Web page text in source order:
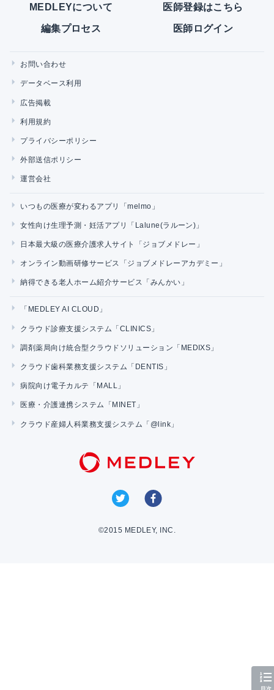
MEDLEYについて 医師登録はこちら
編集プロセス 医師ログイン
お問い合わせ
データベース利用
広告掲載
利用規約
プライバシーポリシー
外部送信ポリシー
運営会社
いつもの医療が変わるアプリ「melmo」
女性向け生理予測・妊活アプリ「Lalune(ラルーン)」
日本最大級の医療介護求人サイト「ジョブメドレー」
オンライン動画研修サービス「ジョブメドレーアカデミー」
納得できる老人ホーム紹介サービス「みんかい」
「MEDLEY AI CLOUD」
クラウド診療支援システム「CLINICS」
調剤薬局向け統合型クラウドソリューション「MEDIXS」
クラウド歯科業務支援システム「DENTIS」
病院向け電子カルテ「MALL」
医療・介護連携システム「MINET」
クラウド産婦人科業務支援システム「@link」
©2015 MEDLEY, INC.
目次